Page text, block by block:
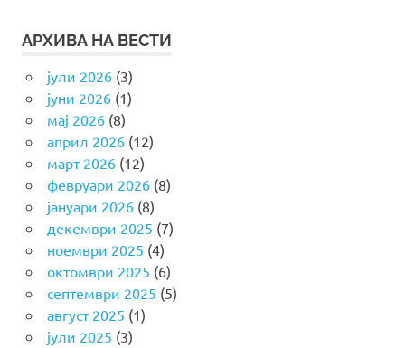
АРХИВА НА ВЕСТИ
јули 2026(3)
јуни 2026(1)
мај 2026(8)
април 2026(12)
март 2026(12)
февруари 2026(8)
јануари 2026(8)
декември 2025 (7)
ноември 2025 (4)
октомври 2025 (6)
септември 2025 (5)
август 2025 (1)
јули 2025 (3)